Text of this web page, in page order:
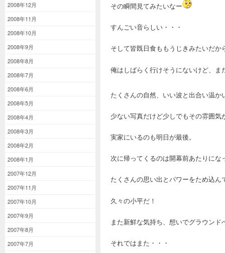
2008年12月
2008年11月
2008年10月
2008年9月
2008年8月
2008年7月
2008年6月
2008年5月
2008年4月
2008年3月
2008年2月
2008年1月
2007年12月
2007年11月
2007年10月
2007年9月
2007年8月
2007年7月
その瞬間見てみたいなー
すんごい音らしい・・・
そして皆既日食ももうじきみたいだ
俺はしばらく行けそうにないけど、
たくさんの自然、いい波と出合い温
少ない写真だけど少しでもその雰囲
実家にいるのも明日が最後。
次に帰ってくるのは開幕前あたりにな
たくさんの思い出とパワーをため込ん
久々の小平だ！
また新鮮な気持ち、想いでグラウンド
それではまた・・・